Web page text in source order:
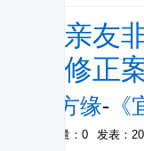
为亲
法修正
张方缘-
被引量：0 发表：